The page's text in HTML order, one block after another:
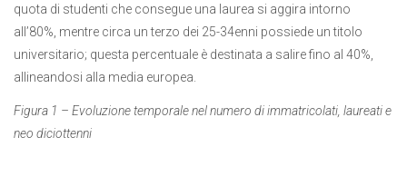
quota di studenti che consegue una laurea si aggira intorno
all’80%, mentre circa un terzo dei 25-34enni possiede un titolo
universitario; questa percentuale è destinata a salire fino al 40%,
allineandosi alla media europea.
Figura 1 – Evoluzione temporale nel numero di immatricolati, laureati e
neo diciottenni